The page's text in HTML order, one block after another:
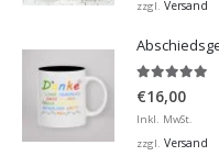
zzgl. Versand
5.00von 5
€16,00
Inkl. MwSt.
zzgl. Versand